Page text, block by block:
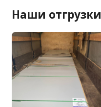
Наши отгрузки